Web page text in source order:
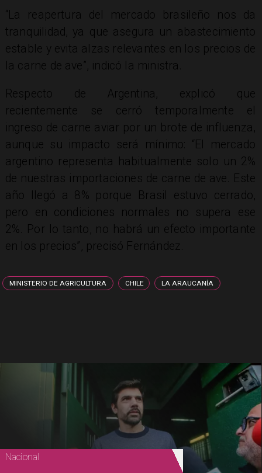
“La reapertura del mercado brasileño nos da
tranquilidad, ya que asegura un abastecimiento
estable y evita alzas relevantes en los precios de
la carne de ave”, indicó la ministra.
Respecto de Argentina, explicó que
recientemente se cerró temporalmente el
ingreso de carne aviar por un brote de influenza,
aunque su impacto será mínimo: “El mercado
argentino representa habitualmente solo un 2%
de nuestras importaciones de carne de ave. Este
año llegó a 8% porque Brasil estuvo cerrado,
pero en condiciones normales no supera ese
2%. Por lo tanto, no habrá un efecto importante
en los precios”, precisó Fernández.
MINISTERIO DE AGRICULTURA CHILE LA ARAUCANÍA
Nacional